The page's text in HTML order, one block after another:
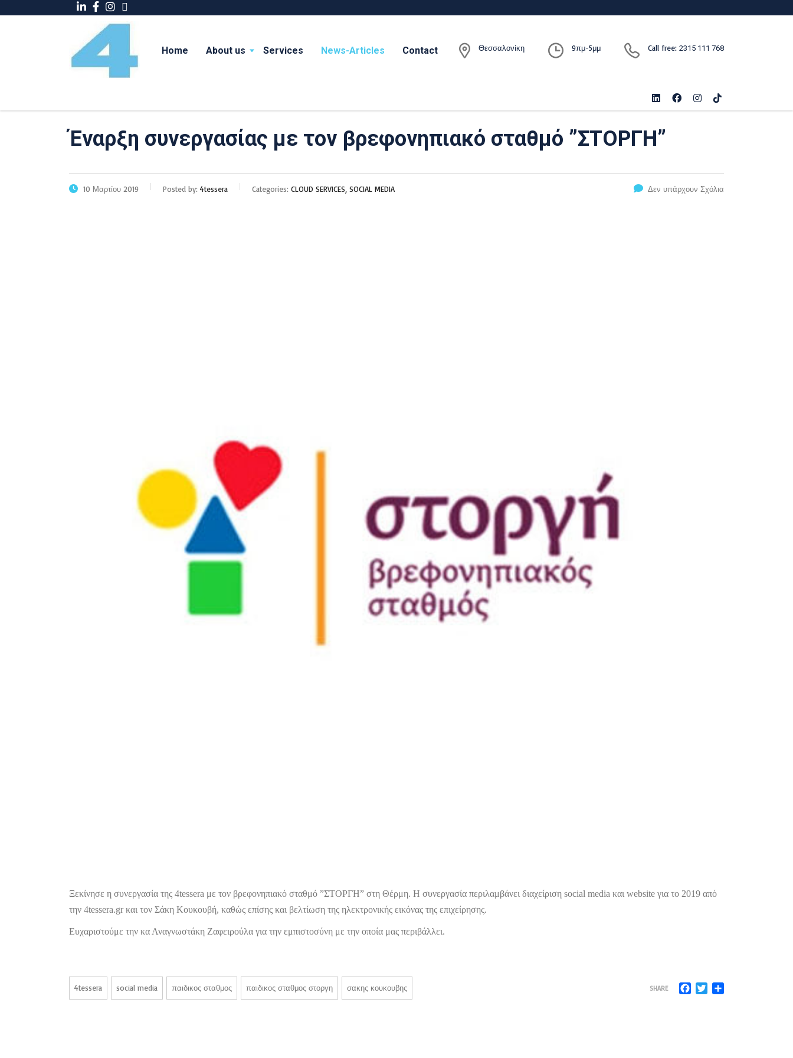
Home About us Services News-Articles Contact Θεσσαλονίκη 9πμ-5μμ Call free: 2315 111 768
Έναρξη συνεργασίας με τον βρεφονηπιακό σταθμό ”ΣΤΟΡΓΗ”
10 Μαρτίου 2019 Posted by: 4tessera Categories: CLOUD SERVICES, SOCIAL MEDIA Δεν υπάρχουν Σχόλια
Ξεκίνησε η συνεργασία της 4tessera με τον βρεφονηπιακό σταθμό ”ΣΤΟΡΓΗ” στη Θέρμη. Η συνεργασία περιλαμβάνει διαχείριση social media και website για το 2019 από
την 4tessera.gr και τον Σάκη Κουκουβή, καθώς επίσης και βελτίωση της ηλεκτρονικής εικόνας της επιχείρησης.
Ευχαριστούμε την κα Αναγνωστάκη Ζαφειρούλα για την εμπιστοσύνη με την οποία μας περιβάλλει.
4tessera social media παιδικος σταθμος παιδικος σταθμος στοργη σακης κουκουβης SHARE Facebook
Twitter